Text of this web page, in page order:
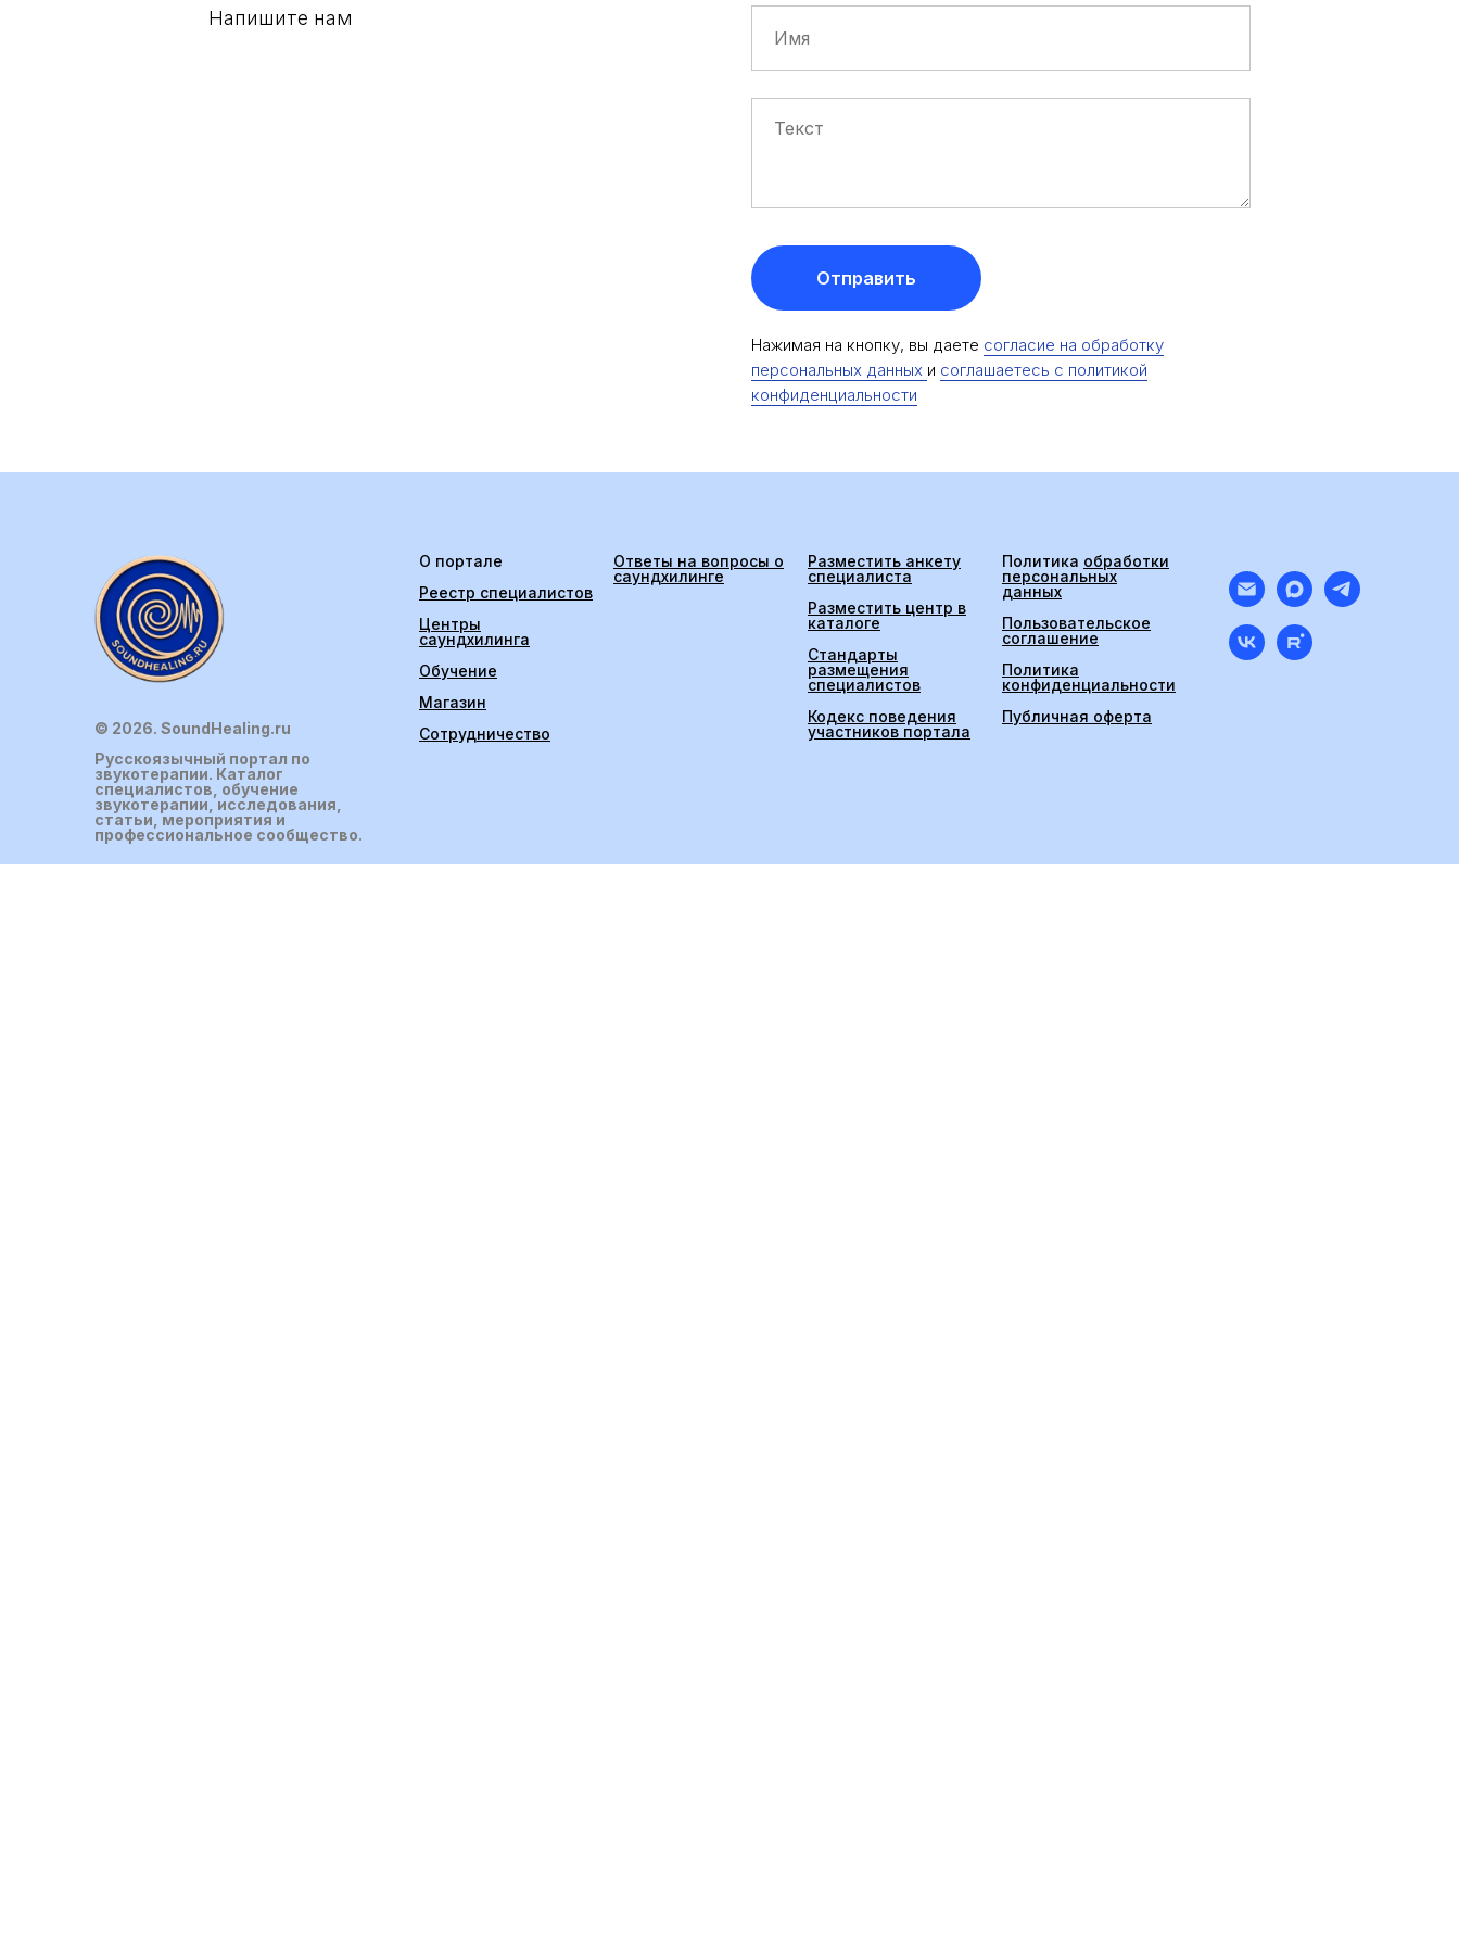
Напишите нам
Отправить
Нажимая на кнопку, вы даете согласие на обработку
персональных данных и соглашаетесь c политикой
конфиденциальности
© 2026. SoundHealing.ru
Русскоязычный портал по
звукотерапии. Каталог
специалистов, обучение
звукотерапии, исследования,
статьи, мероприятия и
профессиональное сообщество.
О портале
Реестр специалистов
Центры
саундхилинга
Обучение
Магазин
Сотрудничество
Ответы на вопросы о
саундхилинге
Разместить анкету
специалиста
Разместить центр в
каталоге
Стандарты
размещения
специалистов
Кодекс поведения
участников портала
Политика обработки
персональных
данных
Пользовательское
соглашение
Политика
конфиденциальности
Публичная оферта